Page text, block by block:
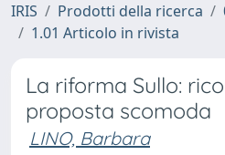
IRIS Prodotti della ricerca
1.01 Articolo in rivista
La riforma Sullo:
proposta scomoda
LINO, Barbara